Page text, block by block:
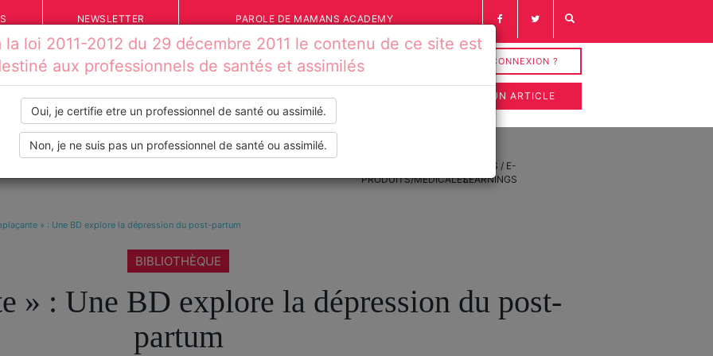
NEWSLETTER PAROLE DE MAMANS ACADEMY
INSCRIPTION / CONNEXION ?
SOUMETTRE UN ARTICLE
PRODUITS/MÉDICALES
VIDÉOS / E-
LEARNINGS
» : Une BD explore la dépression du post-partum
BIBLIOTHÈQUE
» : Une BD explore la dépression du post-
partum
loi 2011-2012 du 29 décembre 2011 le contenu de ce site est
aux professionnels de santés et assimilés
Oui, je certifie etre un professionnel de santé ou assimilé.
Non, je ne suis pas un professionnel de santé ou assimilé.